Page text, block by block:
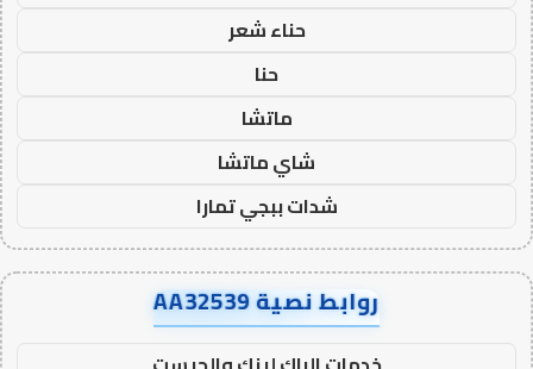
حناء شعر
حنا
ماتشا
شاي ماتشا
شدات ببجي تمارا
روابط نصية AA32539